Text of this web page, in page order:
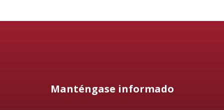
Manténgase informado